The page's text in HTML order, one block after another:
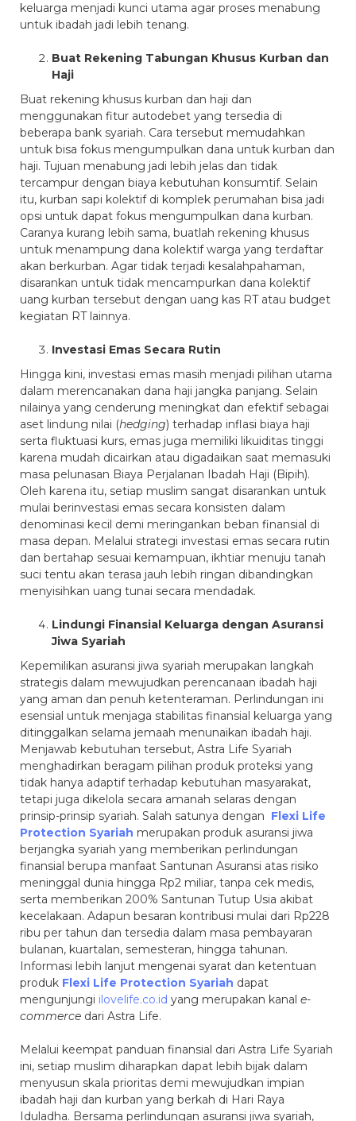
keluarga menjadi kunci utama agar proses menabung
untuk ibadah jadi lebih tenang.
Buat Rekening Tabungan Khusus Kurban dan
Haji
Buat rekening khusus kurban dan haji dan
menggunakan fitur autodebet yang tersedia di
beberapa bank syariah. Cara tersebut memudahkan
untuk bisa fokus mengumpulkan dana untuk kurban dan
haji. Tujuan menabung jadi lebih jelas dan tidak
tercampur dengan biaya kebutuhan konsumtif. Selain
itu, kurban sapi kolektif di komplek perumahan bisa jadi
opsi untuk dapat fokus mengumpulkan dana kurban.
Caranya kurang lebih sama, buatlah rekening khusus
untuk menampung dana kolektif warga yang terdaftar
akan berkurban. Agar tidak terjadi kesalahpahaman,
disarankan untuk tidak mencampurkan dana kolektif
uang kurban tersebut dengan uang kas RT atau budget
kegiatan RT lainnya.
Investasi Emas Secara Rutin
Hingga kini, investasi emas masih menjadi pilihan utama
dalam merencanakan dana haji jangka panjang. Selain
nilainya yang cenderung meningkat dan efektif sebagai
aset lindung nilai (hedging) terhadap inflasi biaya haji
serta fluktuasi kurs, emas juga memiliki likuiditas tinggi
karena mudah dicairkan atau digadaikan saat memasuki
masa pelunasan Biaya Perjalanan Ibadah Haji (Bipih).
Oleh karena itu, setiap muslim sangat disarankan untuk
mulai berinvestasi emas secara konsisten dalam
denominasi kecil demi meringankan beban finansial di
masa depan. Melalui strategi investasi emas secara rutin
dan bertahap sesuai kemampuan, ikhtiar menuju tanah
suci tentu akan terasa jauh lebih ringan dibandingkan
menyisihkan uang tunai secara mendadak.
Lindungi Finansial Keluarga dengan Asuransi
Jiwa Syariah
Kepemilikan asuransi jiwa syariah merupakan langkah
strategis dalam mewujudkan perencanaan ibadah haji
yang aman dan penuh ketenteraman. Perlindungan ini
esensial untuk menjaga stabilitas finansial keluarga yang
ditinggalkan selama jemaah menunaikan ibadah haji.
Menjawab kebutuhan tersebut, Astra Life Syariah
menghadirkan beragam pilihan produk proteksi yang
tidak hanya adaptif terhadap kebutuhan masyarakat,
tetapi juga dikelola secara amanah selaras dengan
prinsip-prinsip syariah. Salah satunya dengan Flexi Life
Protection Syariah merupakan produk asuransi jiwa
berjangka syariah yang memberikan perlindungan
finansial berupa manfaat Santunan Asuransi atas risiko
meninggal dunia hingga Rp2 miliar, tanpa cek medis,
serta memberikan 200% Santunan Tutup Usia akibat
kecelakaan. Adapun besaran kontribusi mulai dari Rp228
ribu per tahun dan tersedia dalam masa pembayaran
bulanan, kuartalan, semesteran, hingga tahunan.
Informasi lebih lanjut mengenai syarat dan ketentuan
produk Flexi Life Protection Syariah dapat
mengunjungi ilovelife.co.id yang merupakan kanal e-
commerce dari Astra Life.
Melalui keempat panduan finansial dari Astra Life Syariah
ini, setiap muslim diharapkan dapat lebih bijak dalam
menyusun skala prioritas demi mewujudkan impian
ibadah haji dan kurban yang berkah di Hari Raya
Iduladha. Bersama perlindungan asuransi jiwa syariah,